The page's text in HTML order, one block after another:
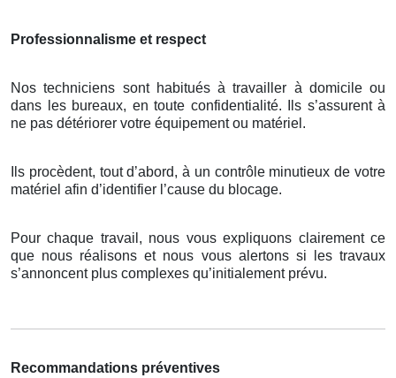
Professionnalisme et respect
Nos techniciens sont habitués à travailler à domicile ou
dans les bureaux, en toute confidentialité. Ils s’assurent à
ne pas détériorer votre équipement ou matériel.
Ils procèdent, tout d’abord, à un contrôle minutieux de votre
matériel afin d’identifier l’cause du blocage.
Pour chaque travail, nous vous expliquons clairement ce
que nous réalisons et nous vous alertons si les travaux
s’annoncent plus complexes qu’initialement prévu.
Recommandations préventives